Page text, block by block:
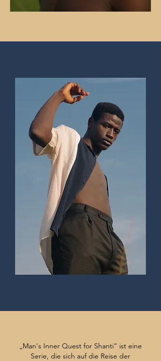
„Man's Inner Quest for Shanti“ ist eine
Serie, die sich auf die Reise der